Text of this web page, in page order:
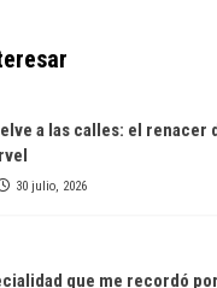
a las calles: el renacer
30 julio, 2026
que me recordó